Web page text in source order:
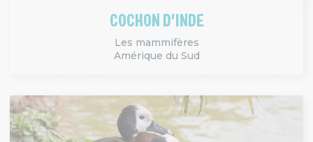
COCHON D'INDE
Les mammifères
Amérique du Sud